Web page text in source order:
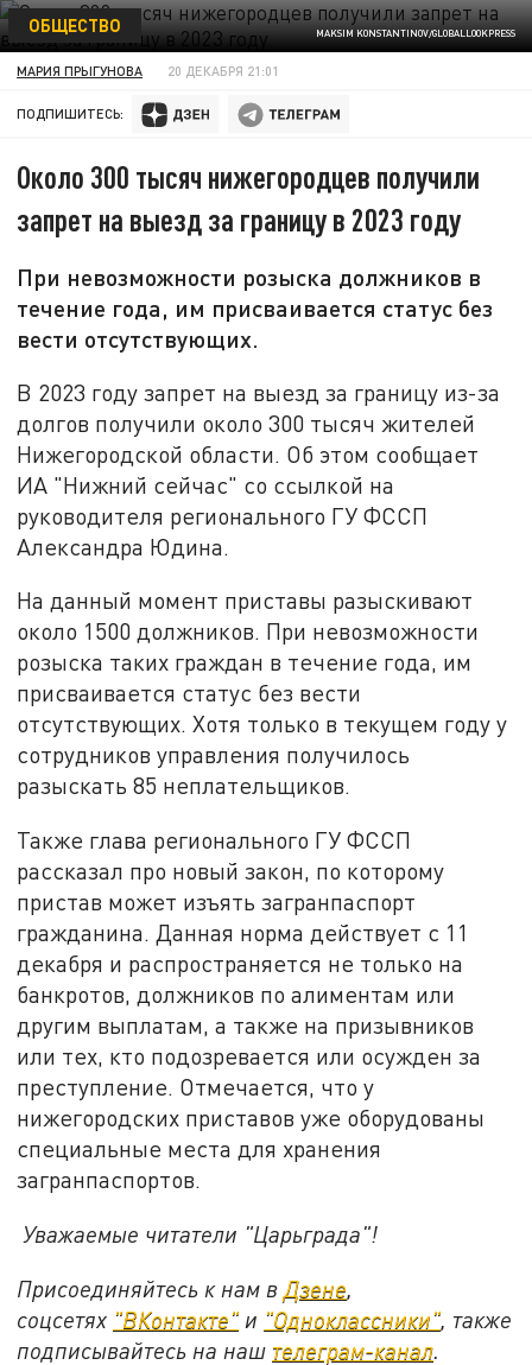
MAKSIM KONSTANTINOV/GLOBALLOOKPRESS
ОБЩЕСТВО
МАРИЯ ПРЫГУНОВА 20 ДЕКАБРЯ 21:01
ПОДПИШИТЕСЬ:
Около 300 тысяч нижегородцев получили
запрет на выезд за границу в 2023 году
При невозможности розыска должников в
течение года, им присваивается статус без
вести отсутствующих.
В 2023 году запрет на выезд за границу из-за
долгов получили около 300 тысяч жителей
Нижегородской области. Об этом сообщает
ИА "Нижний сейчас" со ссылкой на
руководителя регионального ГУ ФССП
Александра Юдина.
На данный момент приставы разыскивают
около 1500 должников. При невозможности
розыска таких граждан в течение года, им
присваивается статус без вести
отсутствующих. Хотя только в текущем году у
сотрудников управления получилось
разыскать 85 неплательщиков.
Также глава регионального ГУ ФССП
рассказал про новый закон, по которому
пристав может изъять загранпаспорт
гражданина. Данная норма действует с 11
декабря и распространяется не только на
банкротов, должников по алиментам или
другим выплатам, а также на призывников
или тех, кто подозревается или осужден за
преступление. Отмечается, что у
нижегородских приставов уже оборудованы
специальные места для хранения
загранпаспортов.
Уважаемые читатели "Царьграда"!
Присоединяйтесь к нам в Дзене
соцсетях "ВКонтакте" и "Одноклассники" , также
подписывайтесь на наш телеграм-канал